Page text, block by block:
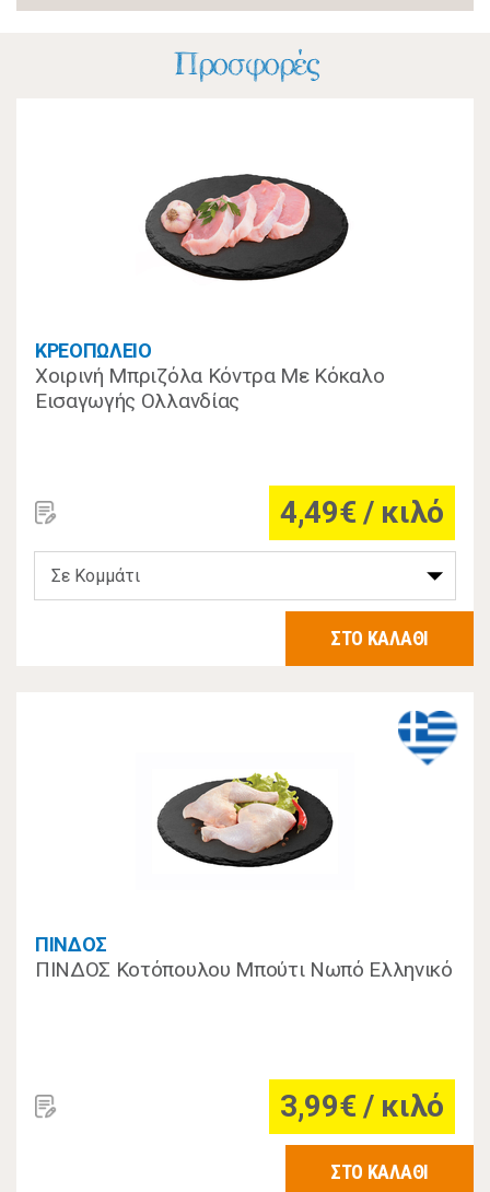
Προσφορές
ΚΡΕΟΠΩΛΕΙΟ
Χοιρινή Μπριζόλα Κόντρα Με Κόκαλο
Εισαγωγής Ολλανδίας
4,49€ / κιλό
ΣΤΟ ΚΑΛΑΘΙ
ΠΙΝΔΟΣ
ΠΙΝΔΟΣ Κοτόπουλου Μπούτι Νωπό Ελληνικό
3,99€ / κιλό
ΣΤΟ ΚΑΛΑΘΙ